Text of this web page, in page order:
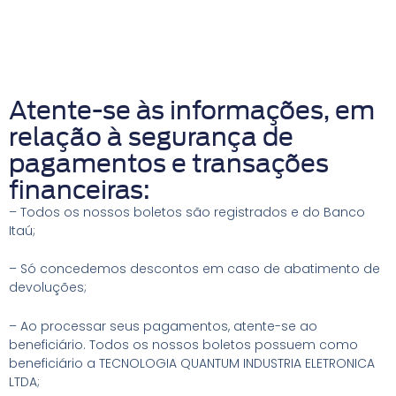
Atente-se às informações, em
relação à segurança de
pagamentos e transações
financeiras:
– Todos os nossos boletos são registrados e do Banco
Itaú;
– Só concedemos descontos em caso de abatimento de
devoluções;
– Ao processar seus pagamentos, atente-se ao
beneficiário. Todos os nossos boletos possuem como
beneficiário a TECNOLOGIA QUANTUM INDUSTRIA ELETRONICA
LTDA;